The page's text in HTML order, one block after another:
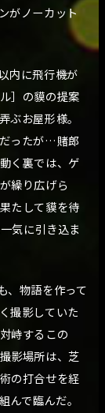
がノーカット
内に飛行機が
］の貘の提案
ぶお屋形様。
ったが…賭郎
く裏では、ゲ
繰り広げら
たして貘を待
気に引き込ま
、物語を作って
撮影していた
峙するこの
影場所は、芝
の打合せを経
んで臨んだ。